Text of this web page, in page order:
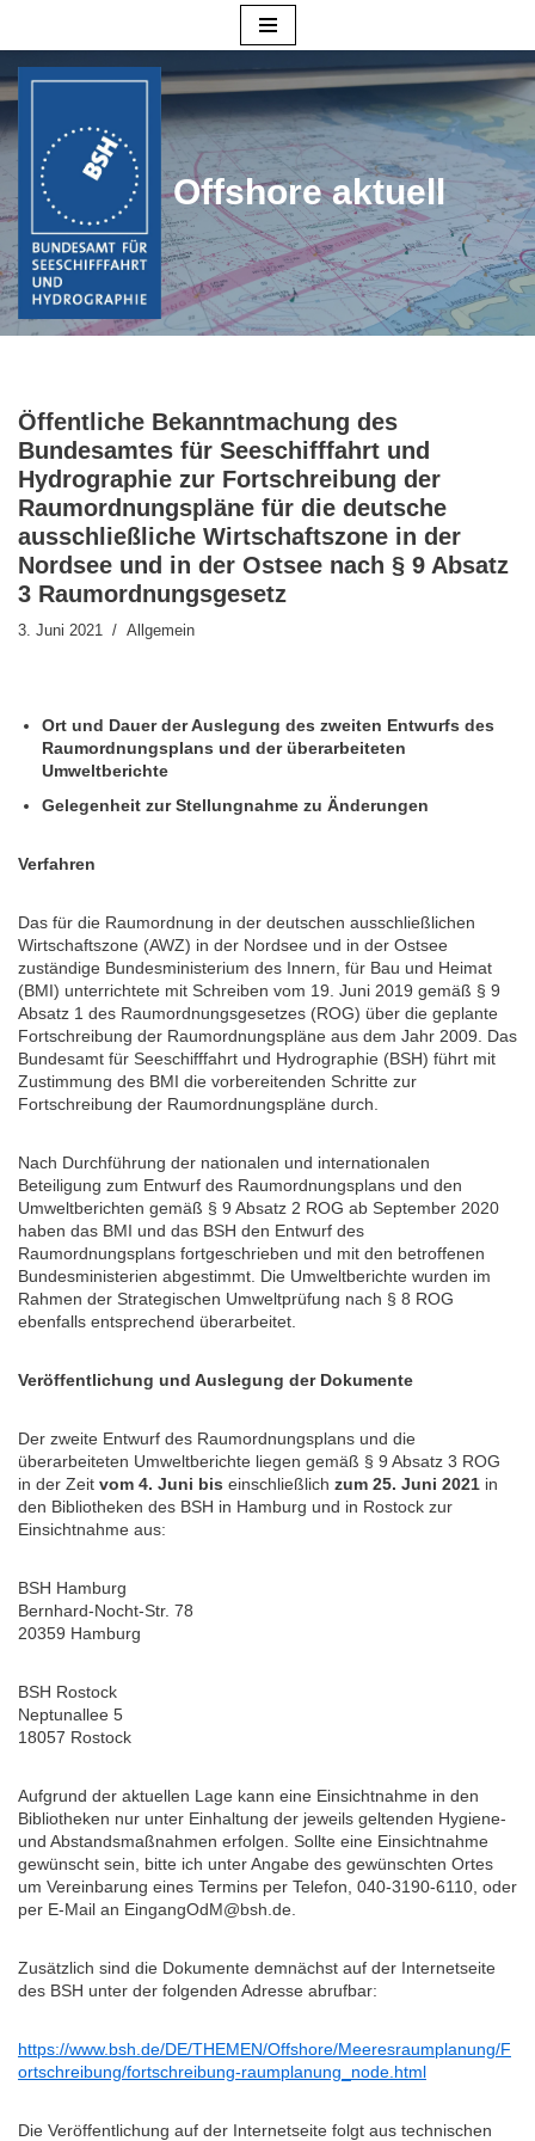
Inhalt
Offshore aktuell
Öffentliche Bekanntmachung des
Bundesamtes für Seeschifffahrt und
Hydrographie zur Fortschreibung der
Raumordnungspläne für die deutsche
ausschließliche Wirtschaftszone in der
Nordsee und in der Ostsee nach § 9 Absatz
3 Raumordnungsgesetz
3. Juni 2021 Allgemein
Ort und Dauer der Auslegung des zweiten Entwurfs des
Raumordnungsplans und der überarbeiteten
Umweltberichte
Gelegenheit zur Stellungnahme zu Änderungen
Verfahren
Das für die Raumordnung in der deutschen ausschließlichen
Wirtschaftszone (AWZ) in der Nordsee und in der Ostsee
zuständige Bundesministerium des Innern, für Bau und Heimat
(BMI) unterrichtete mit Schreiben vom 19. Juni 2019 gemäß § 9
Absatz 1 des Raumordnungsgesetzes (ROG) über die geplante
Fortschreibung der Raumordnungspläne aus dem Jahr 2009. Das
Bundesamt für Seeschifffahrt und Hydrographie (BSH) führt mit
Zustimmung des BMI die vorbereitenden Schritte zur
Fortschreibung der Raumordnungspläne durch.
Nach Durchführung der nationalen und internationalen
Beteiligung zum Entwurf des Raumordnungsplans und den
Umweltberichten gemäß § 9 Absatz 2 ROG ab September 2020
haben das BMI und das BSH den Entwurf des
Raumordnungsplans fortgeschrieben und mit den betroffenen
Bundesministerien abgestimmt. Die Umweltberichte wurden im
Rahmen der Strategischen Umweltprüfung nach § 8 ROG
ebenfalls entsprechend überarbeitet.
Veröffentlichung und Auslegung der Dokumente
Der zweite Entwurf des Raumordnungsplans und die
überarbeiteten Umweltberichte liegen gemäß § 9 Absatz 3 ROG
in der Zeit vom 4. Juni bis einschließlich zum 25. Juni 2021 in
den Bibliotheken des BSH in Hamburg und in Rostock zur
Einsichtnahme aus:
BSH Hamburg
Bernhard-Nocht-Str. 78
20359 Hamburg
BSH Rostock
Neptunallee 5
18057 Rostock
Aufgrund der aktuellen Lage kann eine Einsichtnahme in den
Bibliotheken nur unter Einhaltung der jeweils geltenden Hygiene-
und Abstandsmaßnahmen erfolgen. Sollte eine Einsichtnahme
gewünscht sein, bitte ich unter Angabe des gewünschten Ortes
um Vereinbarung eines Termins per Telefon, 040-3190-6110, oder
per E-Mail an EingangOdM@bsh.de.
Zusätzlich sind die Dokumente demnächst auf der Internetseite
des BSH unter der folgenden Adresse abrufbar:
https://www.bsh.de/DE/THEMEN/Offshore/Meeresraumplanung/F
ortschreibung/fortschreibung-raumplanung_node.html
Die Veröffentlichung auf der Internetseite folgt aus technischen